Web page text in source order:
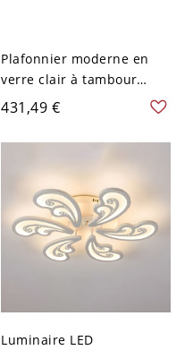
Plafonnier moderne en
verre clair à tambour
semi-encastré pour salon
- 110 V-120 V 50,8 cm
Couches
431,49 €
Luminaire LED